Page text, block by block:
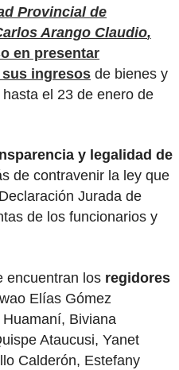
Provincial de
Arango Claudio,
en presentar
ingresos de bienes y
el 23 de enero de
y legalidad de
de contravenir la ley que
Jurada de
de los funcionarios y
encuentran los regidores
Elías Gómez
Biviana
Ataucusi, Yanet
Calderón, Estefany